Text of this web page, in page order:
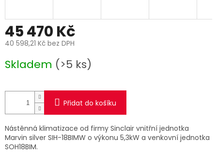
45 470 Kč
40 598,21 Kč bez DPH
cena:
Skladem (>5 ks)
Přidat do košíku
Nástěnná klimatizace od firmy Sinclair vnitřní jednotka
Marvin silver SIH-18BIMW o výkonu 5,3kW a venkovní jednotka
SOH18BIM.